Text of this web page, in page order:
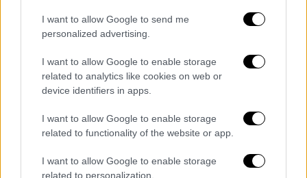
I want to allow Google to send me
personalized advertising.
I want to allow Google to enable storage
related to analytics like cookies on web or
device identifiers in apps.
I want to allow Google to enable storage
related to functionality of the website or app.
I want to allow Google to enable storage
related to personalization.
νοσοκομείο, όπου του παρασχέθηκαν οι
πρώτες βοήθειες.
Από την πρώτη στιγμή, η Διοίκηση και το
Σωματείο Εργαζομένων του Δήμου βρέθηκαν
στο πλευρό του εργαζόμενου προκειμένου
να γίνουν όλες οι απαιτούμενες ενέργειες,
πχ καταγραφή του περιστατικού από την
αστυνομία, άσκηση μήνυσης ώστε να